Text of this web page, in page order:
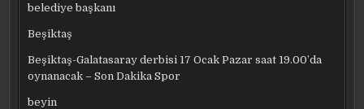
belediye başkanı
Beşiktaş
Beşiktaş-Galatasaray derbisi 17 Ocak Pazar saat 19.00’da
oynanacak – Son Dakika Spor
beyin